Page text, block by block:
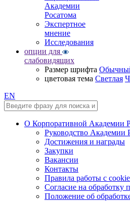
Академии
Росатома
Экспертное
мнение
Исследования
опции для
слабовидящих
Размер шрифта
цветовая тема Светлая
EN
О Корпоративной Академии
Руководство Академии
Достижения и награды
Закупки
Вакансии
Контакты
Правила работы с
Согласие на обработку
Положение об